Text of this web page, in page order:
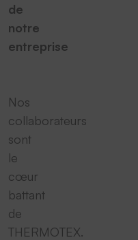
de
notre
entreprise
Nos
collaborateurs
sont
le
cœur
battant
de
THERMOTEX.